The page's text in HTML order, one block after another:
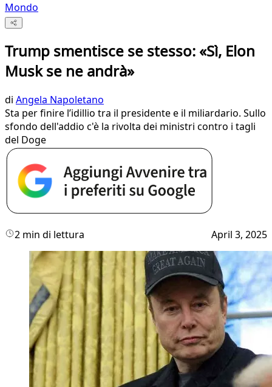
Mondo
Trump smentisce se stesso: «Sì, Elon
Musk se ne andrà»
di Angela Napoletano
Sta per finire l’idillio tra il presidente e il miliardario. Sullo
sfondo dell'addio c'è la rivolta dei ministri contro i tagli
del Doge
2 min di lettura April 3, 2025